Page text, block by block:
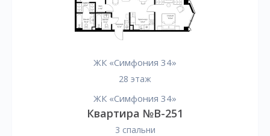
ЖК «Симфония 34»
28 этаж
ЖК «Симфония 34»
Квартира №B-251
3 спальни